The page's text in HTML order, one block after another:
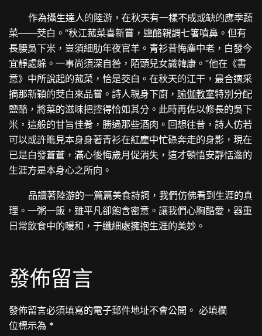
作為攝生達人的陸游，在秋天有一樣不成或缺的應季蔬
菜——茭白。“秋江菰菜喜新嘗，鹽酪親調七箸噴鼻。但有
長腰吳下米，豈須細肋年夜官羊。青衫昔悔塵中老，白發今
宜靜處躲。一事尚須深自咎，陌頭兒女識韓康。”他在《書
意》中所說起的菰菜，恰是茭白。在秋天的江干，最合適采
摘那新穎的茭白來品嘗。詩人親身下廚，瑜伽教室特別分配
鹽酪，將菜的滋味把控得恰如其分。此時再佐以修長的吳下
米，這般的甘旨佳肴，勝過那些酒肉。回想往昔，詩人仿若
可以或許瞧見本身身著青衫在紅塵中忙碌奔走的身影，現在
已是白發蒼蒼，滿心後悔歲月促消失，這才頓悟安靜恬澹的
生涯方是本身心之所向。
品讀著陸游的一篇篇美食詩詞，我們仿佛看到生涯的真
理。一粥一飯，雖平凡卻飽含密意。讓我們心胸酷愛，器重
日常飲食中的暖和，于纖細處擁抱生涯的美妙。
發佈留言
發佈留言必須填寫的電子郵件地址不會公開。 必填欄
位標示為 *